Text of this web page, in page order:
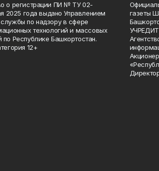
о регистрации ПИ № ТУ 02-
2025 года выдано Управлением
по надзору в сфере
технологий и массовых
по Республике Башкортостан.
12+
газеты